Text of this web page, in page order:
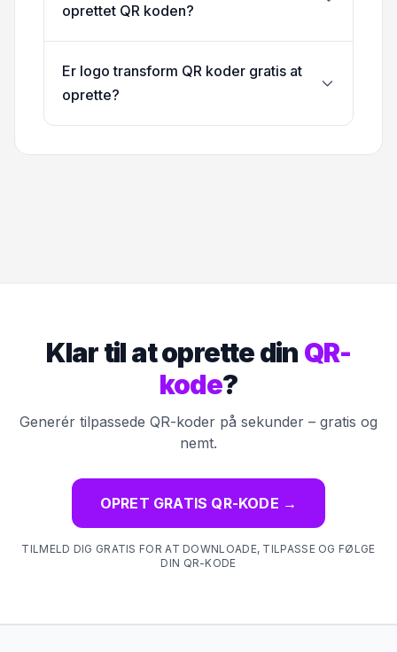
oprettet QR koden?
Er logo transform QR koder gratis at
oprette?
Klar til at oprette din QR-
kode?
Generér tilpassede QR-koder på sekunder – gratis og
nemt.
OPRET GRATIS QR-KODE →
TILMELD DIG GRATIS FOR AT DOWNLOADE, TILPASSE OG FØLGE
DIN QR-KODE